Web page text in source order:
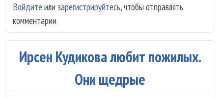
Войдите или зарегистрируйтесь, чтобы отправлять
комментарии
Ирсен Кудикова любит пожилых.
Они щедрые